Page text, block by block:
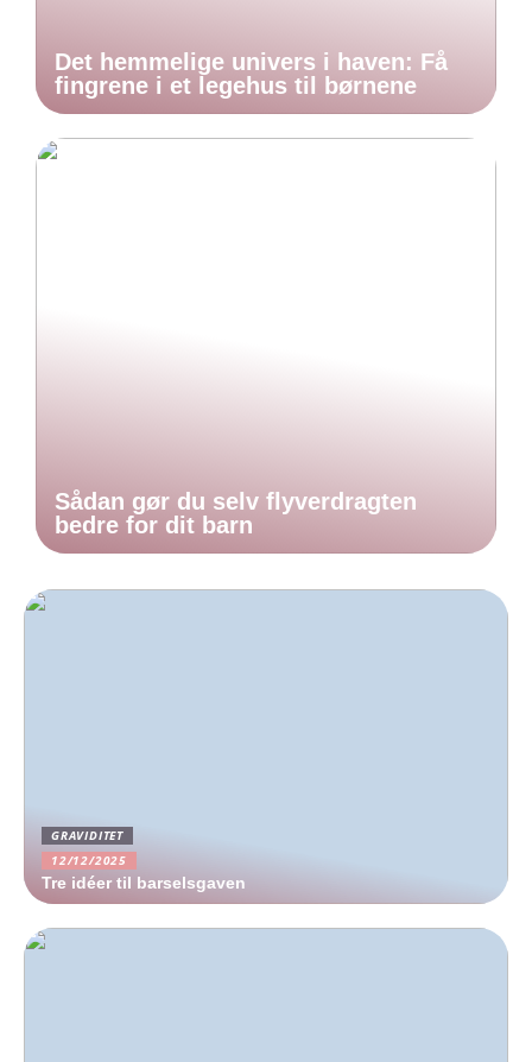
Det hemmelige univers i haven: Få
fingrene i et legehus til børnene
Sådan gør du selv flyverdragten
bedre for dit barn
GRAVIDITET
12/12/2025
Tre idéer til barselsgaven